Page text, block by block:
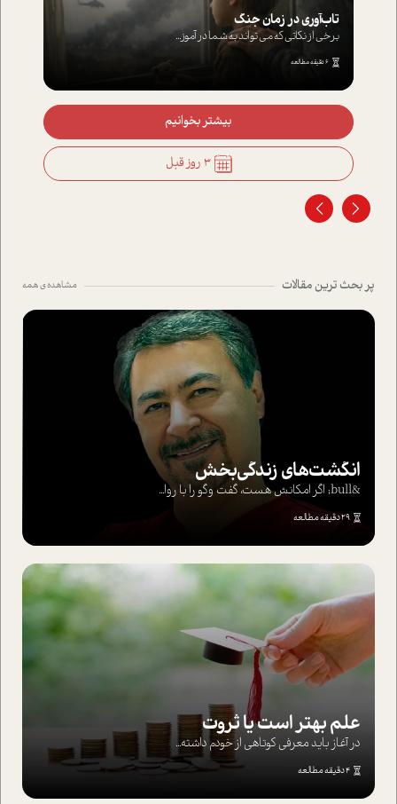
تاب‌آوری در زمان جنگ
برخی از نکاتی که می تواند به شما در آموز...
بیشتر بخوانیم
3 روز قبل
پر بحث ترین مقالات مشاهده ی همه
انگشت‌های‌ زندگی‌بخش
&bull; اگر امکانش هست، گفت وگو را با روا...
29 دقیقه مطالعه
علم بهتر است یا ثروت
در آغاز باید معرفی کوتاهی از خودم داشته...
4 دقیقه مطالعه